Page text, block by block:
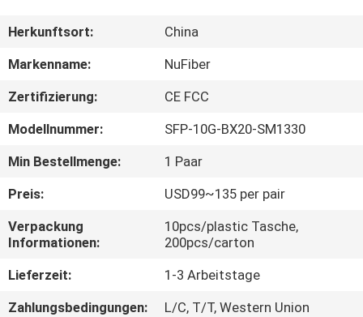
UNS
AUSFLUG
QUALITÄTSKONTROLLE
TRETEN
SIE
MIT
UNS
Herkunftsort:
China
Markenname:
NuFiber
Zertifizierung:
CE FCC
Modellnummer:
SFP-10G-BX20-SM1330
Min Bestellmenge:
1 Paar
Preis:
USD99~135 per pair
Verpackung
Informationen:
10pcs/plastic Tasche,
200pcs/carton
Lieferzeit:
1-3 Arbeitstage
Zahlungsbedingungen:
L/C, T/T, Western Union